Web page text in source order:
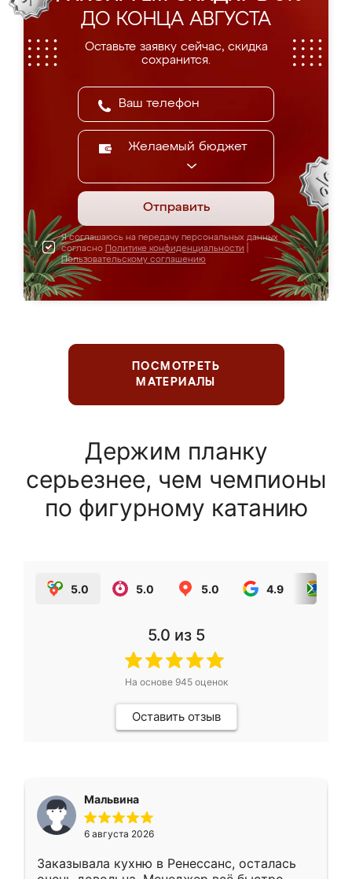
ДО КОНЦА АВГУСТА
Оставьте заявку сейчас, скидка
сохранится.
Желаемый бюджет
Отправить
Я соглашаюсь на передачу персональных данных
согласно Политике конфиденциальности
Пользовательскому соглашению
ПОСМОТРЕТЬ
МАТЕРИАЛЫ
Держим планку
серьезнее, чем чемпионы
по фигурному катанию
5.0 5.0 5.0 4.9
5.0 из 5
На основе 945оценок
Оставить отзыв
Мальвина
6 августа 2026
Заказывала кухню в Ренессанс, осталась